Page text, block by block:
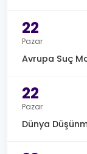
22
Pazar
Avrupa Suç
22
Pazar
Dünya